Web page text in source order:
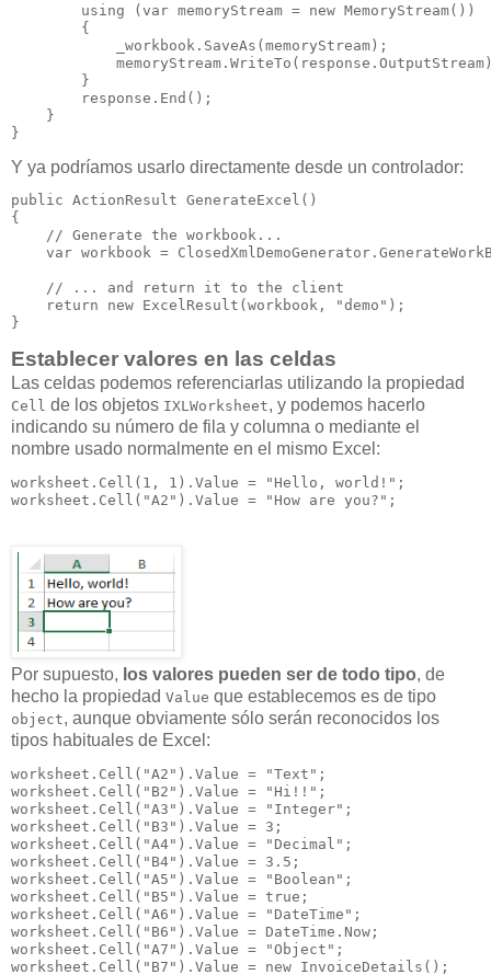
        using (var memoryStream = new MemoryStream())
        {
            _workbook.SaveAs(memoryStream);
        }
        response.End();
    }
}
Y ya podríamos usarlo directamente desde un controlador:
public ActionResult GenerateExcel()
{
    // Generate the workbook...
var workbook =
    // ... and return it to the client
    return new ExcelResult(workbook, "demo");
}
Establecer valores en las celdas
Las celdas podemos referenciarlas utilizando la propiedad
Cell de los objetos IXLWorksheet, y podemos hacerlo
indicando su número de fila y columna o mediante el
nombre usado normalmente en el mismo Excel:
worksheet.Cell(1, 1).Value = "Hello, world!";
worksheet.Cell("A2").Value = "How are you?";
Por supuesto, los valores pueden ser de todo tipo, de
hecho la propiedad Value que establecemos es de tipo
object, aunque obviamente sólo serán reconocidos los
tipos habituales de Excel:
worksheet.Cell("A2").Value = "Text";
worksheet.Cell("B2").Value = "Hi!!";
worksheet.Cell("A3").Value = "Integer";
worksheet.Cell("B3").Value = 3;
worksheet.Cell("A4").Value = "Decimal";
worksheet.Cell("B4").Value = 3.5;
worksheet.Cell("A5").Value = "Boolean";
worksheet.Cell("B5").Value = true;
worksheet.Cell("A6").Value = "DateTime";
worksheet.Cell("B6").Value = DateTime.Now;
worksheet.Cell("A7").Value = "Object";
worksheet.Cell("B7").Value = new InvoiceDetails();